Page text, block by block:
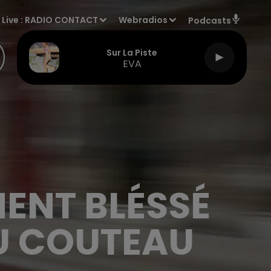
Live : RADIO CONTACT Webradios Podcasts
Sur La Piste
EVA
BLÉSSÉ
COUTEAU